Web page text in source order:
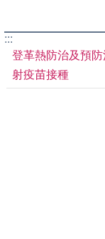
:::
登革熱防治及預防
射疫苗接種